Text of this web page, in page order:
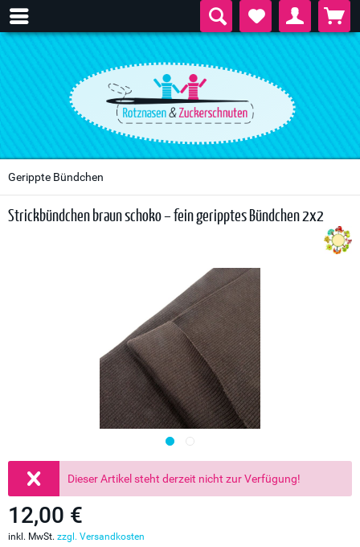
Gerippte Bündchen
Strickbündchen braun schoko – fein geripptes Bündchen 2x2
Dieser Artikel steht derzeit nicht zur Verfügung!
12,00 €
inkl. MwSt. zzgl. Versandkosten